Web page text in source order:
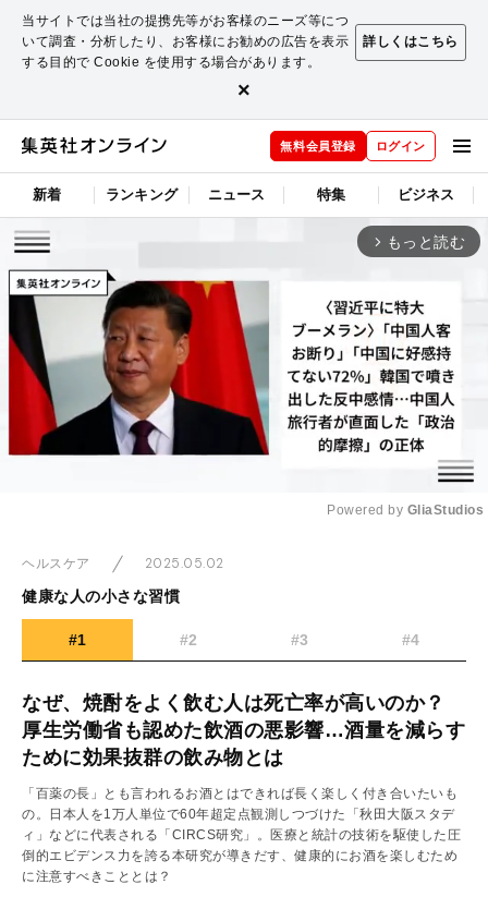
当サイトでは当社の提携先等がお客様のニーズ等につ
いて調査・分析したり、お客様にお勧めの広告を表示
する目的で Cookie を使用する場合があります。
詳しくはこちら
×
無料会員登録 ログイン
新着 ランキング ニュース 特集 ビジネス
arrow_forward_ios もっと読む
Powered by GliaStudios
ヘルスケア
2025.05.02
健康な人の小さな習慣
#1 #2 #3 #4
なぜ、焼酎をよく飲む人は死亡率が高いのか？
厚生労働省も認めた飲酒の悪影響…酒量を減らす
ために効果抜群の飲み物とは
「百薬の長」とも言われるお酒とはできれば長く楽しく付き合いたいも
の。日本人を1万人単位で60年超定点観測しつづけた「秋田大阪スタデ
ィ」などに代表される「CIRCS研究」。医療と統計の技術を駆使した圧
倒的エビデンス力を誇る本研究が導きだす、健康的にお酒を楽しむため
に注意すべきこととは？